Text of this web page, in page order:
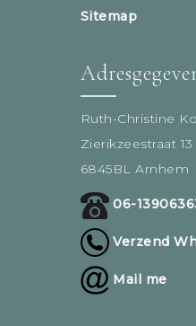
Sitemap
Ruth-Christine
Zierikzeestraat 13
6845BL Arnhem
06-
Verzend
Mail me